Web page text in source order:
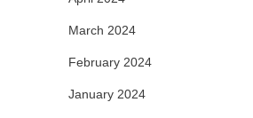
March 2024
February 2024
January 2024